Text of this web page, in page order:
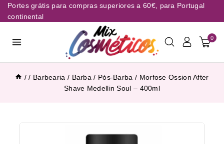
Portes grátis para compras superiores a 60€, para Portugal
continental
0
/ / Barbearia / Barba / Pós-Barba / Morfose Ossion After
Shave Medellin Soul – 400ml